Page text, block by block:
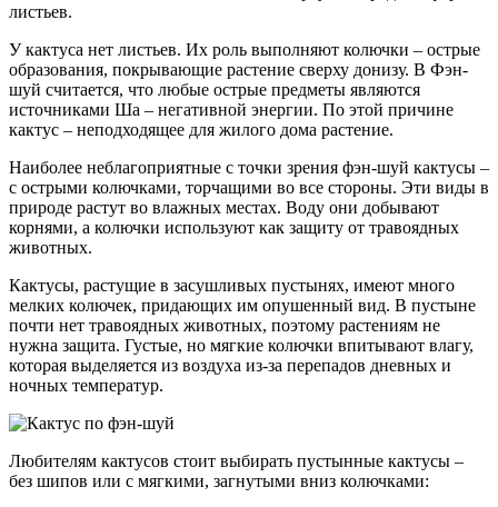
листьев.
У кактуса нет листьев. Их роль выполняют колючки – острые
образования, покрывающие растение сверху донизу. В Фэн-
шуй считается, что любые острые предметы являются
источниками Ша – негативной энергии. По этой причине
кактус – неподходящее для жилого дома растение.
Наиболее неблагоприятные с точки зрения фэн-шуй кактусы –
с острыми колючками, торчащими во все стороны. Эти виды в
природе растут во влажных местах. Воду они добывают
корнями, а колючки используют как защиту от травоядных
животных.
Кактусы, растущие в засушливых пустынях, имеют много
мелких колючек, придающих им опушенный вид. В пустыне
почти нет травоядных животных, поэтому растениям не
нужна защита. Густые, но мягкие колючки впитывают влагу,
которая выделяется из воздуха из-за перепадов дневных и
ночных температур.
Любителям кактусов стоит выбирать пустынные кактусы –
без шипов или с мягкими, загнутыми вниз колючками: